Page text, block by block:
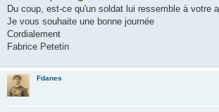
g
e
Du coup, est-ce qu'un soldat lui ressemble à votre
Je vous souhaite une bonne journée
Cordialement
Fabrice Petetin
Fdanes